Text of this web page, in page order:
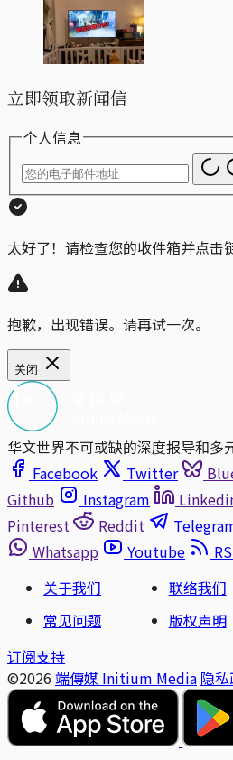
立即领取新闻信
个人信息
太好了！请检查您的收件箱并点击
抱歉，出现错误。请再试一次。
关闭
华文世界不可或缺的深度报导和多
Facebook
Twitter
Github
Instagram
Pinterest
Reddit
Whatsapp
Youtube
关于我们
联络我们
常见问题
版权声明
订阅支持
©2026 端傳媒 Initium Media 隐